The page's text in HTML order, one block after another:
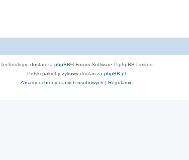
Technologię dostarcza phpBB® Forum Software © phpBB Limited
Polski pakiet językowy dostarcza phpBB.pl
Zasady ochrony danych osobowych | Regulamin